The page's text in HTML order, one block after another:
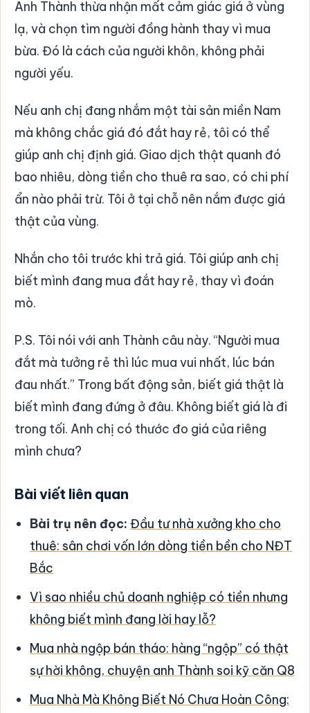
Anh Thành thừa nhận mất cảm giác giá ở vùng
lạ, và chọn tìm người đồng hành thay vì mua
bừa. Đó là cách của người khôn, không phải
người yếu.
Nếu anh chị đang nhắm một tài sản miền Nam
mà không chắc giá đó đắt hay rẻ, tôi có thể
giúp anh chị định giá. Giao dịch thật quanh đó
bao nhiêu, dòng tiền cho thuê ra sao, có chi phí
ẩn nào phải trừ. Tôi ở tại chỗ nên nắm được giá
thật của vùng.
Nhắn cho tôi trước khi trả giá. Tôi giúp anh chị
biết mình đang mua đắt hay rẻ, thay vì đoán
mò.
P.S. Tôi nói với anh Thành câu này. “Người mua
đắt mà tưởng rẻ thì lúc mua vui nhất, lúc bán
đau nhất.” Trong bất động sản, biết giá thật là
biết mình đang đứng ở đâu. Không biết giá là đi
trong tối. Anh chị có thước đo giá của riêng
mình chưa?
Bài viết liên quan
Bài trụ nên đọc: Đầu tư nhà xưởng kho cho
thuê: sân chơi vốn lớn dòng tiền bền cho NĐT
Bắc
Vì sao nhiều chủ doanh nghiệp có tiền nhưng
không biết mình đang lời hay lỗ?
Mua nhà ngộp bán tháo: hàng “ngộp” có thật
sự hời không, chuyện anh Thành soi kỹ căn Q8
Mua Nhà Mà Không Biết Nó Chưa Hoàn Công: